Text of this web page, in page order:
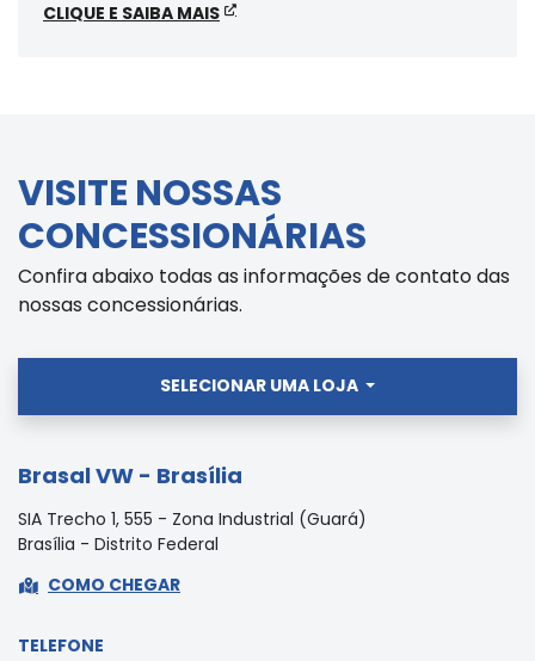
CLIQUE E SAIBA MAIS
VISITE NOSSAS
CONCESSIONÁRIAS
Confira abaixo todas as informações de contato das
nossas concessionárias.
SELECIONAR UMA LOJA
Brasal VW - Brasília
SIA Trecho 1, 555 - Zona Industrial (Guará)
Brasília - Distrito Federal
COMO CHEGAR
TELEFONE